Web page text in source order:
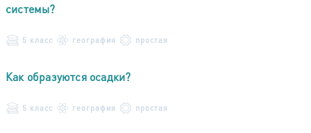
системы?
5 класс география простая
Как образуются осадки?
5 класс география простая